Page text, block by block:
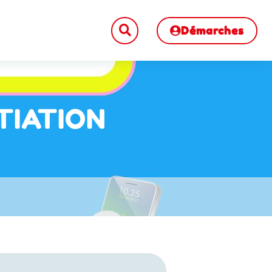
Démarches